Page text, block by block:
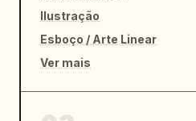
Ilustração
Esboço / Arte Linear
Ver mais